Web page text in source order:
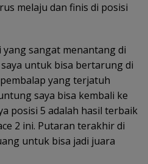
melaju dan finis di posisi
yang sangat menantang di
untuk bisa bertarung di
yang terjatuh
saya bisa kembali ke
posisi 5 adalah hasil terbaik
2 ini. Putaran terakhir di
untuk bisa jadi juara